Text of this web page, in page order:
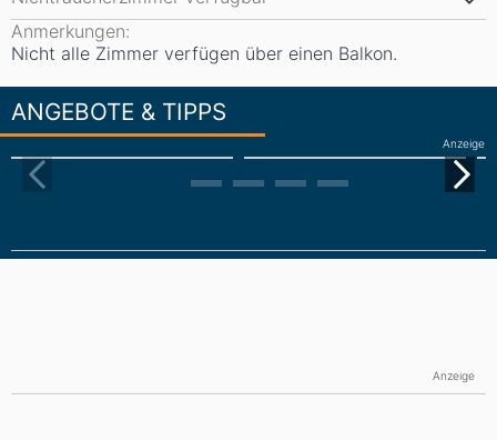
Anmerkungen:
Nicht alle Zimmer verfügen über einen Balkon.
ANGEBOTE & TIPPS
Anzeige
Anzeige